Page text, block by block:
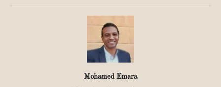
Mohamed Emara